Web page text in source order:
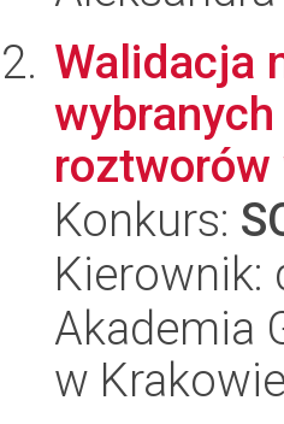
Walidacja
roztworów
Konkurs:
Kierownik:
Akademia
w